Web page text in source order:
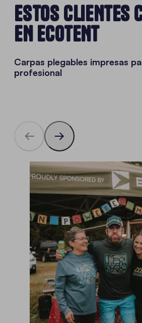
ESTOS CLIENTES
EN ECOTENT
Carpas plegables impresas
profesional